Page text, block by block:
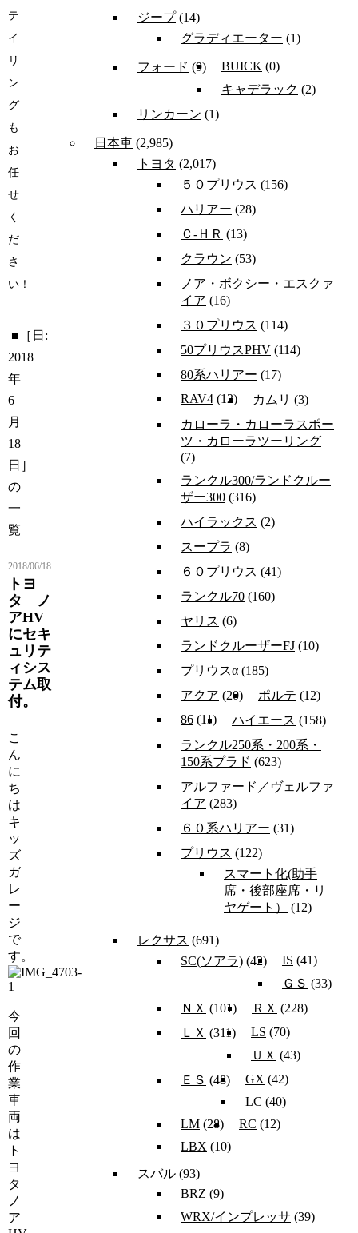
テ
イ
リ
ン
グ
も
お
任
せ
く
だ
さ
い！
■［日:
2018
年
6
月
18
日］
の
一
覧
2018/06/18
トヨ
タ ノ
アHV
にセキ
ュリテ
ィシス
テム取
付。
こ
ん
に
ち
は
キ
ッ
ズ
ガ
レ
ー
ジ
で
す。
今
回
の
作
業
車
両
は
ト
ヨ
タ
ノ
ア
ジープ(14)
グラディエーター (1)
フォード (9) BUICK (0)
キャデラック (2)
リンカーン (1)
日本車 (2,985)
トヨタ (2,017)
５０プリウス (156)
ハリアー (28)
Ｃ-ＨＲ (13)
クラウン (53)
ノア・ボクシー・エスクァ
イア (16)
３０プリウス (114)
50プリウスPHV (114)
80系ハリアー (17)
RAV4 (12) カムリ (3)
カローラ・カローラスポー
ツ・カローラツーリング
(7)
ランクル300/ランドクルー
ザー300 (316)
ハイラックス (2)
スープラ (8)
６０プリウス (41)
ランクル70 (160)
ヤリス (6)
ランドクルーザーFJ (10)
プリウスα (185)
アクア (20) ポルテ (12)
86 (11) ハイエース (158)
ランクル250系・200系・
150系プラド (623)
アルファード／ヴェルファ
イア (283)
６０系ハリアー (31)
プリウス (122)
スマート化(助手
席・後部座席・リ
ヤゲート）
(12)
レクサス (691)
SC(ソアラ) (42) IS (41)
ＧＳ (33)
ＮＸ (101) ＲＸ (228)
ＬＸ (311) LS (70)
ＵＸ (43)
ＥＳ (48) GX (42)
LC (40)
LM (28) RC (12)
LBX (10)
スバル (93)
BRZ (9)
WRX/インプレッサ (39)